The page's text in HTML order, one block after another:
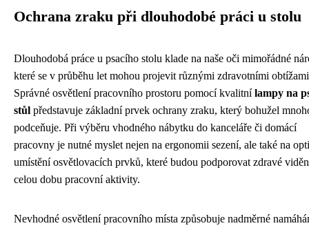
Ochrana zraku při dlouhodobé práci u stolu
Dlouhodobá práce u psacího stolu klade na naše oči mimořádné
které se v průběhu let mohou projevit různými zdravotními
Správné osvětlení pracovního prostoru pomocí kvalitnílampy na
stůl představuje základní prvek ochrany zraku, který bohužel
podceňuje. Při výběru vhodného nábytku do kanceláře či domácí
pracovny je nutné myslet nejen na ergonomii sezení, ale také na
umístění osvětlovacích prvků, které budou podporovat zdravé
celou dobu pracovní aktivity.
Nevhodné osvětlení pracovního místa způsobuje nadměrné